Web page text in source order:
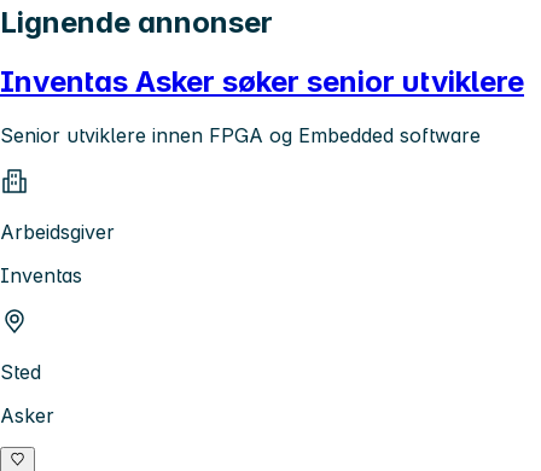
Lignende annonser
Inventas Asker søker senior utviklere
Senior utviklere innen FPGA og Embedded software
Arbeidsgiver
Inventas
Sted
Asker